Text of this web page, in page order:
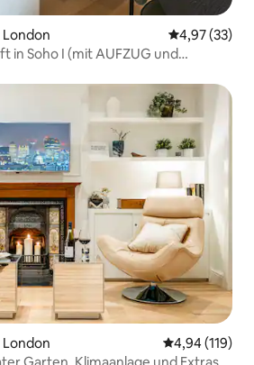
4,97 (33)
in Soho I (mit AUFZUG und
4,94 (119)